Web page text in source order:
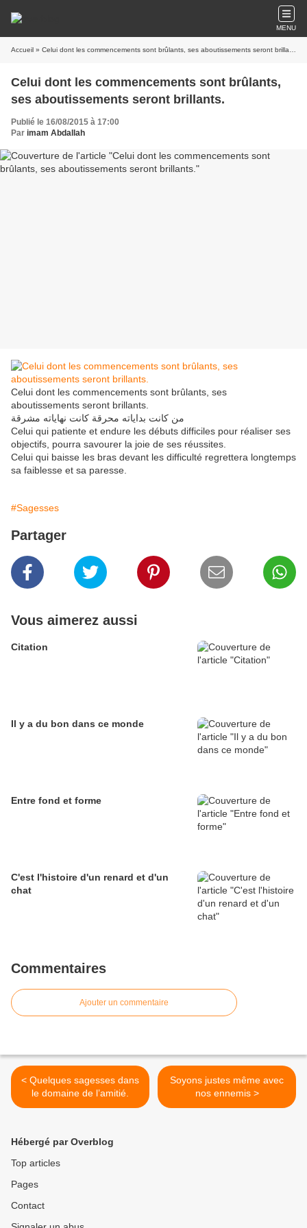
MENU
Accueil » Celui dont les commencements sont brûlants, ses aboutissements seront brillants.
Celui dont les commencements sont brûlants,
ses aboutissements seront brillants.
Publié le 16/08/2015 à 17:00
Par imam Abdallah
Celui dont les commencements sont brûlants, ses
aboutissements seront brillants.
من كانت بداياته محرقة كانت نهاياته مشرقة
Celui qui patiente et endure les débuts difficiles pour réaliser ses
objectifs, pourra savourer la joie de ses réussites.
Celui qui baisse les bras devant les difficulté regrettera longtemps
sa faiblesse et sa paresse.
#Sagesses
Partager
Vous aimerez aussi
Citation
Il y a du bon dans ce monde
Entre fond et forme
C'est l'histoire d'un renard et d'un
chat
Commentaires
Ajouter un commentaire
< Quelques sagesses dans
le domaine de l’amitié.
Soyons justes même avec
nos ennemis >
Hébergé par Overblog
Top articles
Pages
Contact